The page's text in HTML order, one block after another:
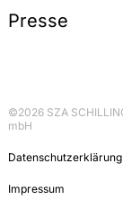
Presse
©2026 SZA
mbH
Datenschutzerklärung
Impressum